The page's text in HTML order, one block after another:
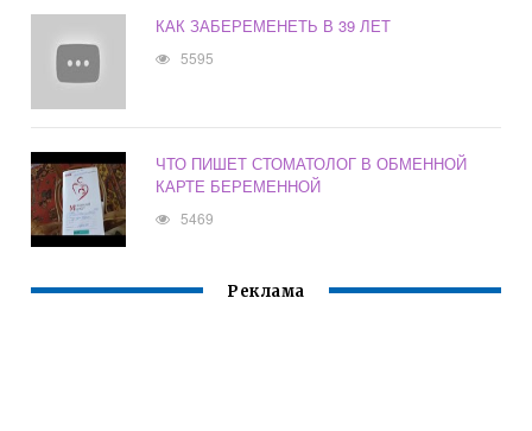
КАК ЗАБЕРЕМЕНЕТЬ В 39 ЛЕТ
5595
ЧТО ПИШЕТ СТОМАТОЛОГ В ОБМЕННОЙ
КАРТЕ БЕРЕМЕННОЙ
5469
Реклама